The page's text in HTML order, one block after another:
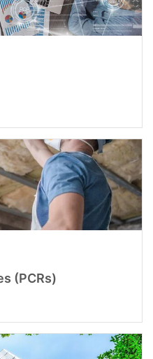
(PCRs)